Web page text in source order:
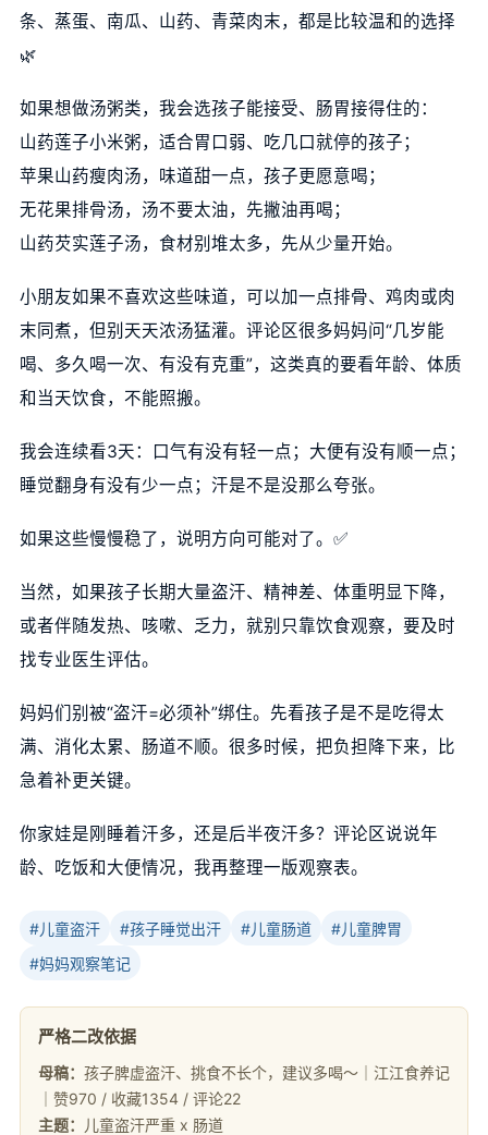
条、蒸蛋、南瓜、山药、青菜肉末，都是比较温和的选择
🌿
如果想做汤粥类，我会选孩子能接受、肠胃接得住的：
山药莲子小米粥，适合胃口弱、吃几口就停的孩子；
苹果山药瘦肉汤，味道甜一点，孩子更愿意喝；
无花果排骨汤，汤不要太油，先撇油再喝；
山药芡实莲子汤，食材别堆太多，先从少量开始。
小朋友如果不喜欢这些味道，可以加一点排骨、鸡肉或肉
末同煮，但别天天浓汤猛灌。评论区很多妈妈问“几岁能
喝、多久喝一次、有没有克重”，这类真的要看年龄、体质
和当天饮食，不能照搬。
我会连续看3天：口气有没有轻一点；大便有没有顺一点；
睡觉翻身有没有少一点；汗是不是没那么夸张。
如果这些慢慢稳了，说明方向可能对了。✅
当然，如果孩子长期大量盗汗、精神差、体重明显下降，
或者伴随发热、咳嗽、乏力，就别只靠饮食观察，要及时
找专业医生评估。
妈妈们别被“盗汗=必须补”绑住。先看孩子是不是吃得太
满、消化太累、肠道不顺。很多时候，把负担降下来，比
急着补更关键。
你家娃是刚睡着汗多，还是后半夜汗多？评论区说说年
龄、吃饭和大便情况，我再整理一版观察表。
#儿童盗汗 #孩子睡觉出汗 #儿童肠道
#儿童脾胃
#妈妈观察笔记
严格二改依据
母稿： 孩子脾虚盗汗、挑食不长个，建议多喝～｜江江食养记
｜赞970 / 收藏1354 / 评论22
主题：
儿童盗汗严重 x 肠道